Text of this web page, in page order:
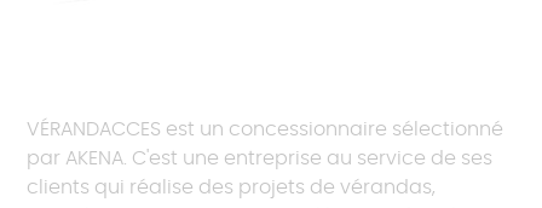
VÉRANDACCES est un concessionnaire sélectionné
par AKENA. C'est une entreprise au service de ses
clients qui réalise des projets de vérandas,